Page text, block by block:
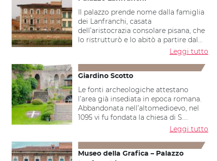
Il palazzo prende nome dalla famiglia
dei Lanfranchi, casata
dell’aristocrazia consolare pisana, che
lo ristrutturò e lo abitò a partire dal...
Leggi tutto
Giardino Scotto
Le fonti archeologiche attestano
l’area già insediata in epoca romana.
Abbandonata nell’altomedioevo, nel
1095 vi fu fondata la chiesa di S....
Leggi tutto
Museo della Grafica – Palazzo